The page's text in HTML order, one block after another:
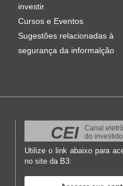
investir
Cursos e Eventos
Sugestões relacionadas à
segurança da informalção
CEI
Canal
do
Utilize o link abaixo para
no site da B3: